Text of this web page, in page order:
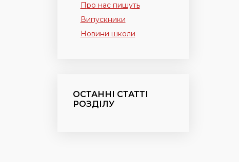
Про нас пишуть
Випускники
Новини школи
ОСТАННІ СТАТТІ
РОЗДІЛУ